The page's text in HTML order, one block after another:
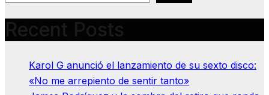
Recent Posts
Karol G anunció el lanzamiento de su sexto disco:
«No me arrepiento de sentir tanto»